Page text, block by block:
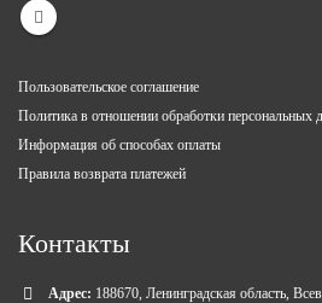
Пользовательское соглашение
Политика в отношении обработки персональных
Информация об способах оплаты
Правила возврата платежей
Контакты
Адрес: 188670, Ленинградская область,